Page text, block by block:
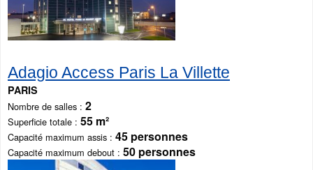
Adagio Access Paris La Villette
PARIS
Nombre de salles 2
Superficie totale 55 m²
Capacité maximum assis 45 personnes
Capacité maximum debout 50 personnes